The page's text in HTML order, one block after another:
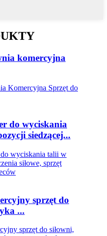
komercyjna
do wyciskania
siedzącej...
sprzęt do
...